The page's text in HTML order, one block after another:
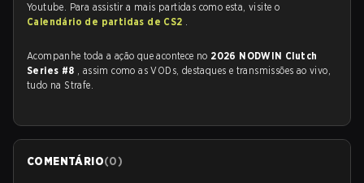
Youtube. Para assistir a mais partidas como esta, visite o
Calendário de partidas de CS2 .
Acompanhe toda a ação que acontece no 2026 NODWIN Clutch
Series #8 , assim como as VODs, destaques e transmissões ao vivo,
tudo na Strafe.
COMENTÁRIO(0)